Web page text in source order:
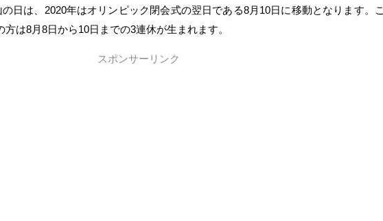
日は、2020年はオリンピック閉会式の翌日である8月10日に移動となります。こ
は8月8日から10日までの3連休が生まれます。
スポンサーリンク